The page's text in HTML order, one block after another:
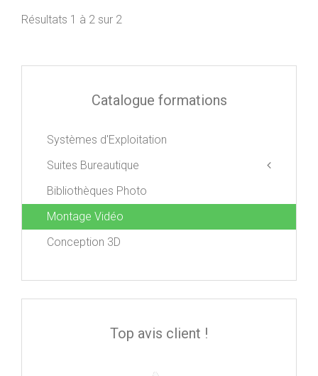
Résultats 1 à 2 sur 2
Catalogue formations
Systèmes d'Exploitation
Suites Bureautique
Apple iWork
Libre Office
Microsoft Office
Bibliothèques Photo
Montage Vidéo
Conception 3D
Top avis client !